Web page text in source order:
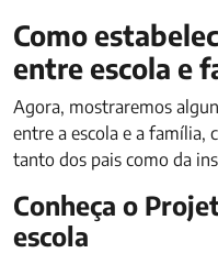
Como
entre escola e
Agora, mostraremos
entre a escola e a família,
tanto dos pais como da
Conheça o
escola